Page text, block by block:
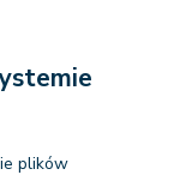
plików